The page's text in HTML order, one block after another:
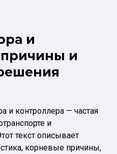
и
и
и контроллера — частая
и
текст описывает
корневые причины,